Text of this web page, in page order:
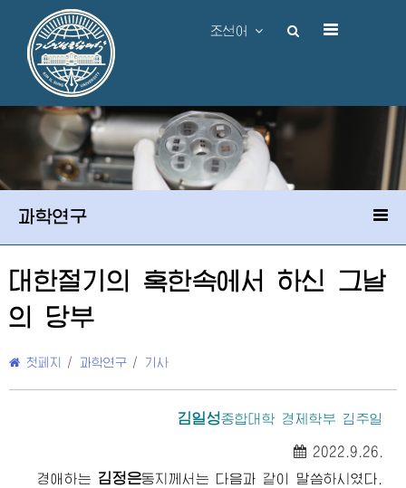
조선어
과학연구
대한절기의 혹한속에서 하신 그날
의 당부
첫페지 / 과학연구 / 기사
김일성종합대학 경제학부 김주일
2022.9.26.
경애하는 김정은동지 께서는 다음과 같이 말씀하시였다.